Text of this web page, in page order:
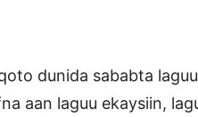
dunida sababta
aan laguu ekaysiin,